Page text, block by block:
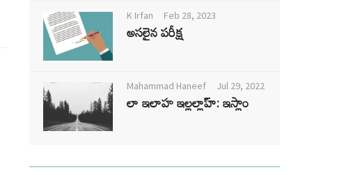
K Irfan Feb 28, 2023
అసలైన పరీక్ష
Mahammad Haneef Jul 29, 2022
లా ఇలాహ ఇల్లల్లాహ్: ఇస్లాం